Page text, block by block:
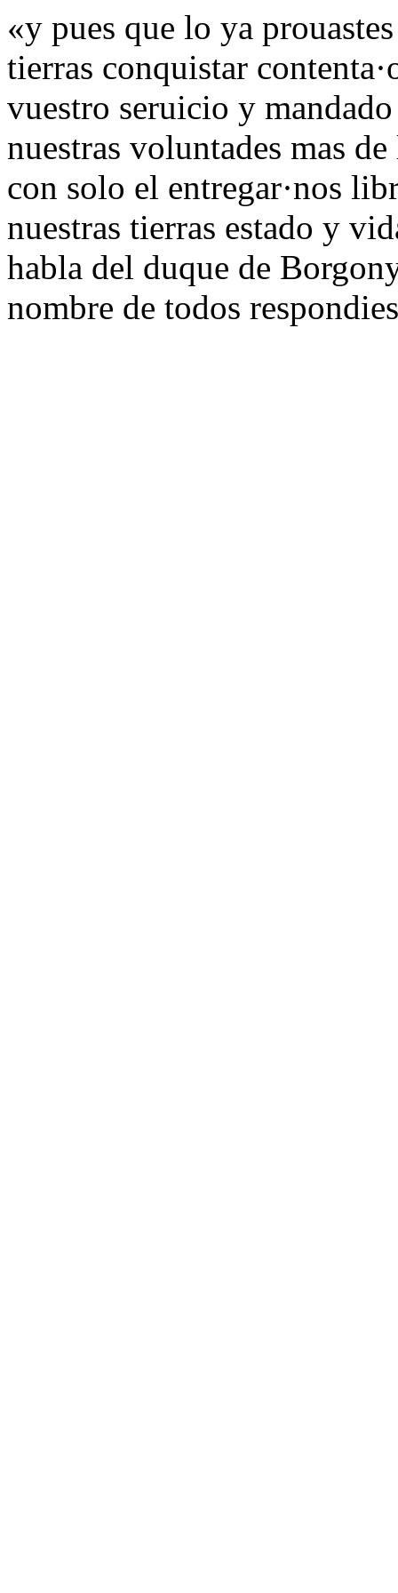
«y pues que lo ya
tierras conquistar
vuestro seruicio y
nuestras voluntades mas
con solo el entregar·nos
nuestras tierras estado y
habla del duque de
nombre de todos